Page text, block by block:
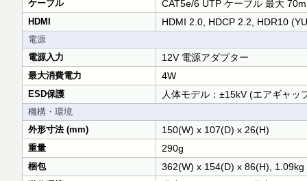
ケーブル CAT5e/6 UTP ケーブル 最大 70m
HDMI HDMI 2.0, HDCP 2.2, HDR10
電源
電源入力
12V 電源アダプター
最大消費電力 4W
ESD保護 人体モデル：±15kV (エアギャッ
機構・環境
外形寸法 (mm)
150(W) x 107(D) x 26(H)
重量 290g
梱包 362(W) x 154(D) x 86(H), 1.09kg